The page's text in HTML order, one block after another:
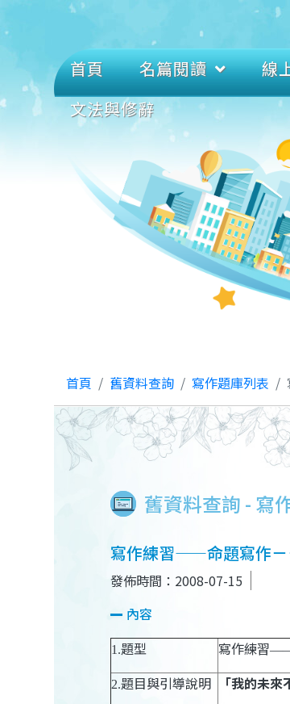
首頁 名篇閱讀 線
文法與修辭
首頁 舊資料查詢 寫作題庫列表
舊資料查詢 - 寫
寫作練習——命題寫作－
發佈時間：2008-07-15
內容
1.題型 寫作練習
2.題目與引導說明
「我的未來